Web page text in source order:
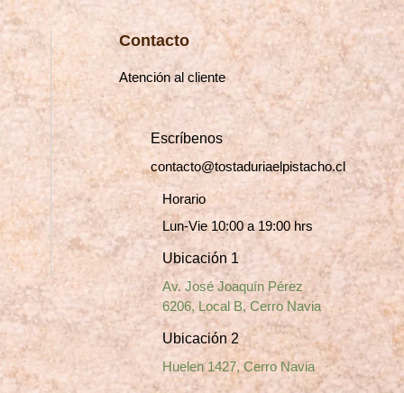
de
producto
Contacto
Atención al cliente
Escríbenos
contacto@tostaduriaelpistacho.cl
Horario
Lun-Vie 10:00 a 19:00 hrs
Ubicación 1
Av. José Joaquín Pérez
6206, Local B, Cerro Navia
Ubicación 2
Huelen 1427, Cerro Navia